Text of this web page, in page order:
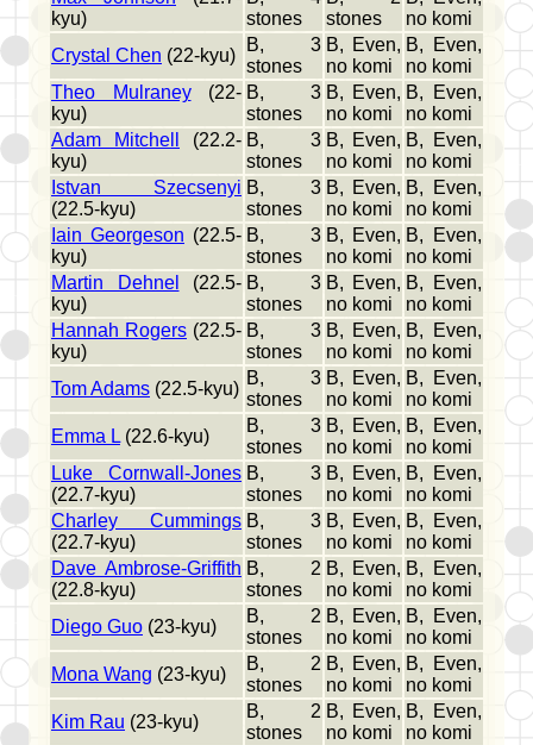
kyu)
stones
stones
no komi
Crystal Chen (22-kyu)
B, 3
stones
B, Even,
no komi
B, Even,
no komi
Theo Mulraney(22-
kyu)
B, 3
stones
B, Even,
no komi
B, Even,
no komi
Adam Mitchell
(22.2-
kyu)
B, 3
stones
B, Even,
no komi
B, Even,
no komi
Istvan Szecsenyi
(22.5-kyu)
B, 3
stones
B, Even,
no komi
B, Even,
no komi
Iain Georgeson (22.5-
kyu)
B, 3
stones
B, Even,
no komi
B, Even,
no komi
Martin Dehnel
(22.5-
kyu)
B, 3
stones
B, Even,
no komi
B, Even,
no komi
Hannah Rogers (22.5-
kyu)
B, 3
stones
B, Even,
no komi
B, Even,
no komi
Tom Adams (22.5-kyu)
B, 3
stones
B, Even,
no komi
B, Even,
no komi
Emma L(22.6-kyu)
B, 3
stones
B, Even,
no komi
B, Even,
no komi
Luke Cornwall-Jones
(22.7-kyu)
B, 3
stones
B, Even,
no komi
B, Even,
no komi
Charley Cummings
(22.7-kyu)
B, 3
stones
B, Even,
no komi
B, Even,
no komi
Dave Ambrose-Griffith
(22.8-kyu)
B, 2
stones
B, Even,
no komi
B, Even,
no komi
Diego Guo (23-kyu)
B, 2
stones
B, Even,
no komi
B, Even,
no komi
Mona Wang (23-kyu)
B, 2
stones
B, Even,
no komi
B, Even,
no komi
Kim Rau (23-kyu)
B, 2
stones
B, Even,
no komi
B, Even,
no komi